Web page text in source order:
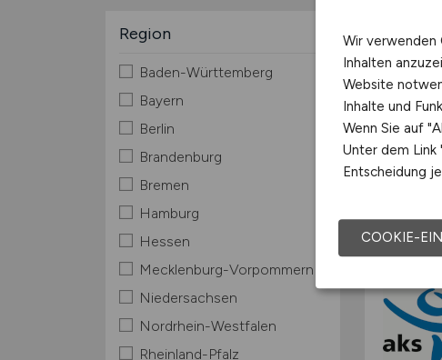
Region
Baden-Württemberg
Bayern
Berlin
Brandenburg
Bremen
Hamburg
Hessen
Mecklenburg-Vorpommern
Niedersachsen
Nordrhein-Westfalen
Rheinland-Pfalz
Wir verwenden
Inhalten
Website
Inhalte und
Wenn Sie auf
Unter dem Link
Entscheidung
COOKIE-